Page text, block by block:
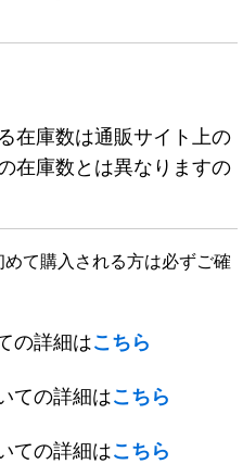
在庫数は通販サイト上の
在庫数とは異なりますの
めて購入される方は必ずご確
の詳細はこちら
ての詳細はこちら
ての詳細はこちら